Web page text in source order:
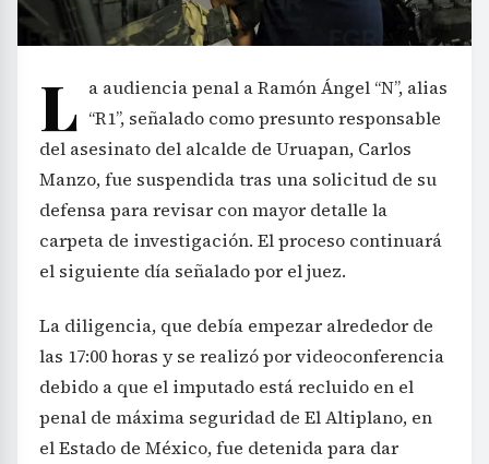
L a audiencia penal a Ramón Ángel “N”, alias
“R1”, señalado como presunto responsable
del asesinato del alcalde de Uruapan, Carlos
Manzo, fue suspendida tras una solicitud de su
defensa para revisar con mayor detalle la
carpeta de investigación. El proceso continuará
el siguiente día señalado por el juez.
La diligencia, que debía empezar alrededor de
las 17:00 horas y se realizó por videoconferencia
debido a que el imputado está recluido en el
penal de máxima seguridad de El Altiplano, en
el Estado de México, fue detenida para dar